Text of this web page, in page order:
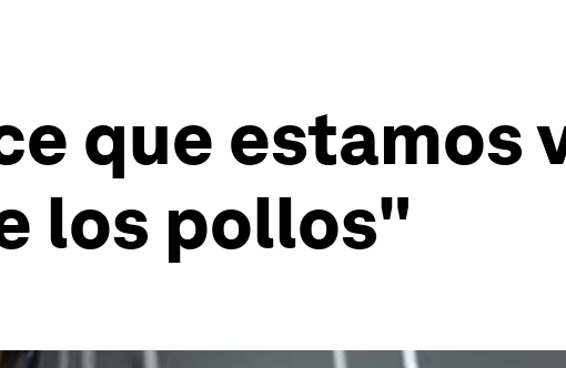
que estamos
los pollos"